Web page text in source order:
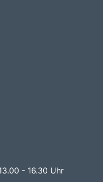
- 16.30 Uhr